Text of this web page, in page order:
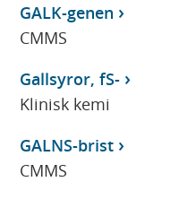
GALK-genen
CMMS
Gallsyror, fS-
Klinisk kemi
GALNS-brist
CMMS